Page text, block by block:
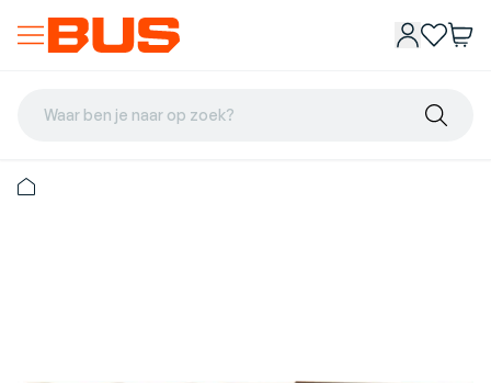
Waar ben je naar op zoek?